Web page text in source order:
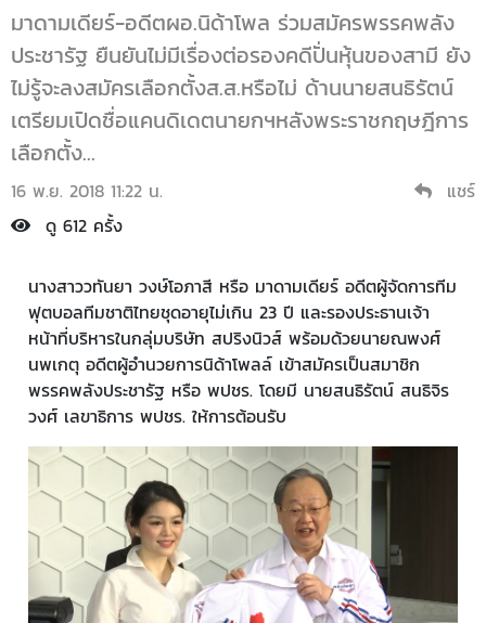
มาดามเดียร์-อดีตผอ.นิด้าโพล ร่วมสมัครพรรคพลัง
ประชารัฐ ยืนยันไม่มีเรื่องต่อรองคดีปั่นหุ้นของสามี ยัง
ไม่รู้จะลงสมัครเลือกตั้งส.ส.หรือไม่ ด้านนายสนธิรัตน์
เตรียมเปิดชื่อแคนดิเดตนายกฯหลังพระราชกฤษฎีการ
เลือกตั้ง...
16 พ.ย. 2018 11:22 น.
แชร์
ดู 612 ครั้ง
นางสาววทันยา วงษ์โอภาสี หรือ มาดามเดียร์ อดีตผู้จัดการทีม
ฟุตบอลทีมชาติไทยชุดอายุไม่เกิน 23 ปี และรองประธานเจ้า
หน้าที่บริหารในกลุ่มบริษัท สปริงนิวส์ พร้อมด้วยนายณพงศ์
นพเกตุ อดีตผู้อำนวยการนิด้าโพลล์ เข้าสมัครเป็นสมาชิก
พรรคพลังประชารัฐ หรือ พปชร. โดยมี นายสนธิรัตน์ สนธิจิร
วงศ์ เลขาธิการ พปชร. ให้การต้อนรับ